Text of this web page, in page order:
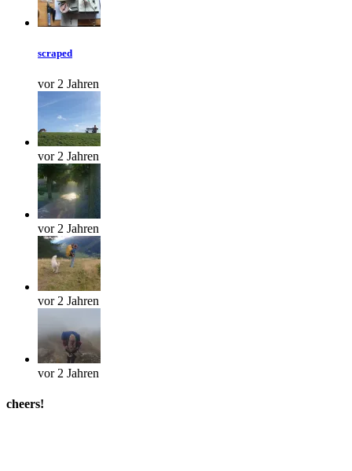
scraped
vor 2 Jahren
vor 2 Jahren
vor 2 Jahren
vor 2 Jahren
vor 2 Jahren
cheers!